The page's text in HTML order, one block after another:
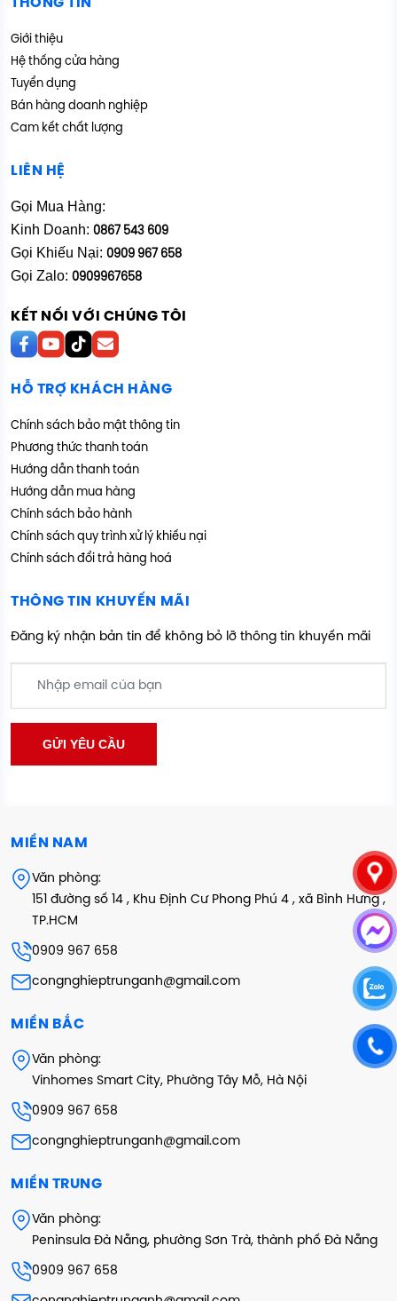
THÔNG TIN
Giới thiệu
Hệ thống cửa hàng
Tuyển dụng
Bán hàng doanh nghiệp
Cam kết chất lượng
LIÊN HỆ
Gọi Mua Hàng:
Kinh Doanh: 0867 543 609
Gọi Khiếu Nại: 0909 967 658
Gọi Zalo: 0909967658
KẾT NỐI VỚI CHÚNG TÔI
HỖ TRỢ KHÁCH HÀNG
Chính sách bảo mật thông tin
Phương thức thanh toán
Hướng dẫn thanh toán
Hướng dẫn mua hàng
Chính sách bảo hành
Chính sách quy trình xử lý khiếu nại
Chính sách đổi trả hàng hoá
THÔNG TIN KHUYẾN MÃI
Đăng ký nhận bản tin để không bỏ lỡ thông tin khuyến mãi
MIỀN NAM
Văn phòng:
151 đường số 14 , Khu Định Cư Phong Phú 4 , xã Bình Hưng ,
TP.HCM
0909 967 658
congnghieptrunganh@gmail.com
MIỀN BẮC
Văn phòng:
Vinhomes Smart City, Phường Tây Mỗ, Hà Nội
0909 967 658
congnghieptrunganh@gmail.com
MIỀN TRUNG
Văn phòng:
Peninsula Đà Nẵng, phường Sơn Trà, thành phố Đà Nẵng
0909 967 658